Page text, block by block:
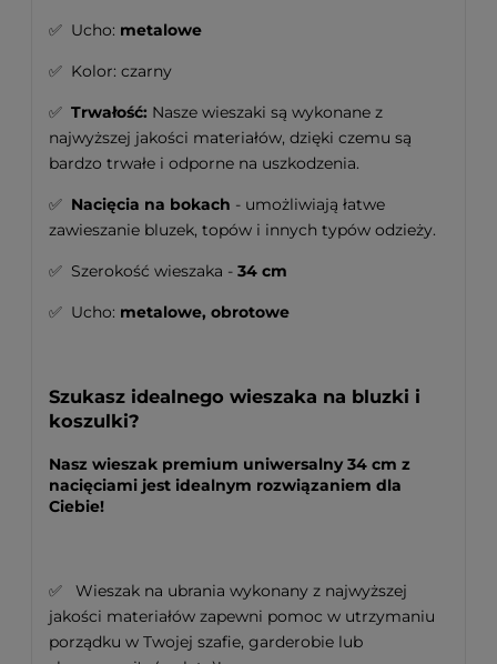
✅ Ucho: metalowe
✅ Kolor: czarny
✅ Trwałość: Nasze wieszaki są wykonane z
najwyższej jakości materiałów, dzięki czemu są
bardzo trwałe i odporne na uszkodzenia.
✅ Nacięcia na bokach - umożliwiają łatwe
zawieszanie bluzek, topów i innych typów odzieży.
✅ Szerokość wieszaka - 34 cm
✅ Ucho: metalowe, obrotowe
Szukasz idealnego wieszaka na bluzki i
koszulki?
Nasz wieszak premium uniwersalny 34 cm z
nacięciami jest idealnym rozwiązaniem dla
Ciebie!
✅ Wieszak na ubrania wykonany z najwyższej
jakości materiałów zapewni pomoc w utrzymaniu
porządku w Twojej szafie, garderobie lub